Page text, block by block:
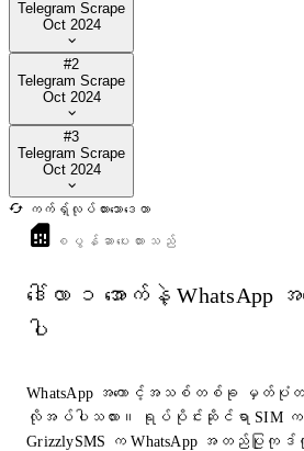
Telegram Scrape
Oct 2024
#2
Telegram Scrape
Oct 2024
#3
Telegram Scrape
Oct 2024
ကက်ရှ်လုပ်ထားသောဒေတာ
စပွန်ဆာပေးထားသည်
ဒေါ်လာ ၁ အောက်နဲ့
ပါ
WhatsApp အကောင့်အသစ်တစ်ခု မှတ်
လိုအပ်ပါသလား။ ရုပ်ပိုင်းဆိုင်ရာ SIM
GrizzlySMS က WhatsApp အတည်ပြု